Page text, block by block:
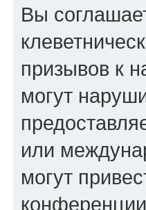
Вы
призывов к
могут
или
могут